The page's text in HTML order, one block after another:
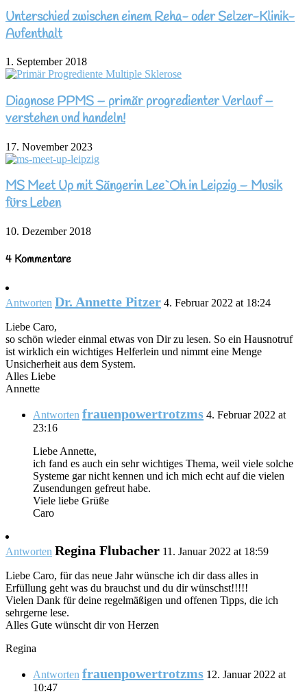
Unterschied zwischen einem Reha- oder Selzer-Klinik-
Aufenthalt
1. September 2018
Diagnose PPMS – primär progredienter Verlauf –
verstehen und handeln!
17. November 2023
MS Meet Up mit Sängerin Lee`Oh in Leipzig – Musik
fürs Leben
10. Dezember 2018
4 Kommentare
Antworten Dr. Annette Pitzer 4. Februar 2022 at 18:24
Liebe Caro,
so schön wieder einmal etwas von Dir zu lesen. So ein Hausnotruf
ist wirklich ein wichtiges Helferlein und nimmt eine Menge
Unsicherheit aus dem System.
Alles Liebe
Annette
Antworten frauenpowertrotzms 4. Februar 2022 at
23:16
Liebe Annette,
ich fand es auch ein sehr wichtiges Thema, weil viele solche
Systeme gar nicht kennen und ich mich echt auf die vielen
Zusendungen gefreut habe.
Viele liebe Grüße
Caro
Antworten Regina Flubacher 11. Januar 2022 at 18:59
Liebe Caro, für das neue Jahr wünsche ich dir dass alles in
Erfüllung geht was du brauchst und du dir wünschst!!!!!
Vielen Dank für deine regelmäßigen und offenen Tipps, die ich
sehrgerne lese.
Alles Gute wünscht dir von Herzen
Regina
Antworten frauenpowertrotzms 12. Januar 2022 at
10:47